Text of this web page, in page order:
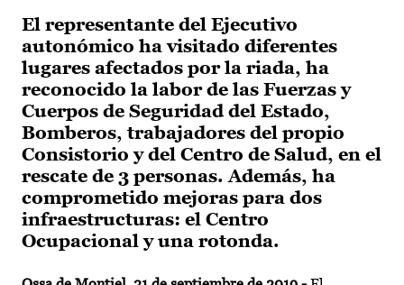
El representante del Ejecutivo
autonómico ha visitado diferentes
lugares afectados por la riada, ha
reconocido la labor de las Fuerzas y
Cuerpos de Seguridad del Estado,
Bomberos, trabajadores del propio
Consistorio y del Centro de Salud, en el
rescate de 3 personas. Además, ha
comprometido mejoras para dos
infraestructuras: el Centro
Ocupacional y una rotonda.